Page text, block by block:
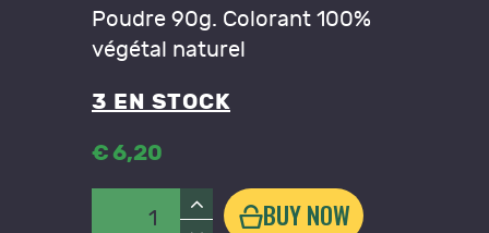
Poudre 90g. Colorant 100%
végétal naturel
3 EN STOCK
€6,20
BUY NOW